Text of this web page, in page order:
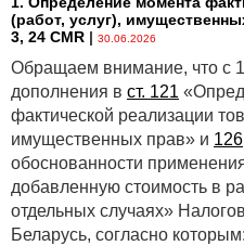
4
Показатель
капитала
(работ, услуг),
3, 24 CMR | 30.06.2026
Обращаем внимание, что с
дополнения в ст. 121
фактической реализации
имущественных прав» и 126
обоснованности
добавленную стоимость в
отдельных случаях»
Беларусь, согласно которым: